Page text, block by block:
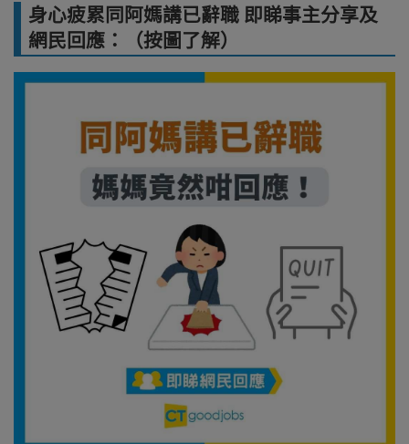
身心疲累同阿媽講已辭職 即睇事主分享及
網民回應：（按圖了解）